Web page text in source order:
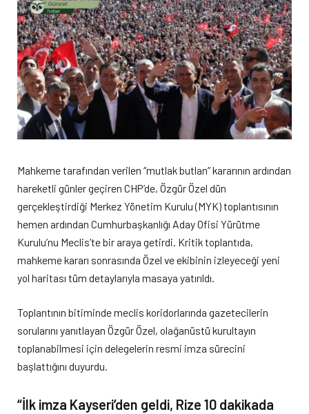
Mahkeme tarafından verilen “mutlak butlan” kararının ardından
hareketli günler geçiren CHP’de, Özgür Özel dün
gerçekleştirdiği Merkez Yönetim Kurulu (MYK) toplantısının
hemen ardından Cumhurbaşkanlığı Aday Ofisi Yürütme
Kurulu’nu Meclis’te bir araya getirdi. Kritik toplantıda,
mahkeme kararı sonrasında Özel ve ekibinin izleyeceği yeni
yol haritası tüm detaylarıyla masaya yatırıldı.
Toplantının bitiminde meclis koridorlarında gazetecilerin
sorularını yanıtlayan Özgür Özel, olağanüstü kurultayın
toplanabilmesi için delegelerin resmi imza sürecini
başlattığını duyurdu.
“İlk imza Kayseri’den geldi, Rize 10 dakikada